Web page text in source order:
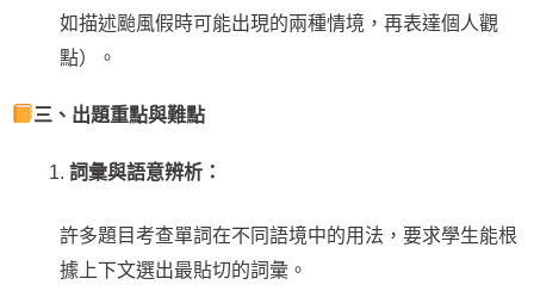
如描述颱風假時可能出現的兩種情境，再表達個人觀
點）。
三、出題重點與難點
詞彙與語意辨析：
許多題目考查單詞在不同語境中的用法，要求學生能根
據上下文選出最貼切的詞彙。